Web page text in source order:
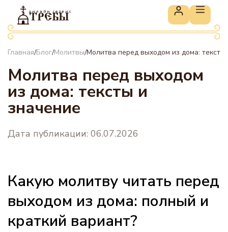
онлайн сервис
ТРЕБЫ
Главная/Блог/Молитвы/Молитва перед выходом из дома: тексты
Молитва перед выходом
из дома: тексты и
значение
Дата публикации: 06.07.2026
Какую молитву читать перед
выходом из дома: полный и
краткий вариант?